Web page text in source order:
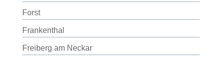
Forst
Frankenthal
Freiberg am Neckar